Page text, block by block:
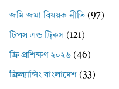
জমি জমা বিষয়ক নীতি (97)
টিপস এন্ড ট্রিকস (121)
ফ্রি প্রশিক্ষণ ২০২৬ (46)
ফ্রিল্যান্সিং বাংলাদেশ (33)